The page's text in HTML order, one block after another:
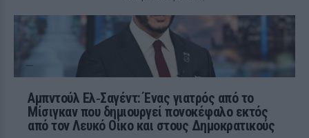
Αμπντούλ Ελ‑Σαγέντ: Ένας γιατρός από το
Μίσιγκαν που δημιουργεί πονοκέφαλο εκτός
από τον Λευκό Οίκο και στους Δημοκρατικούς